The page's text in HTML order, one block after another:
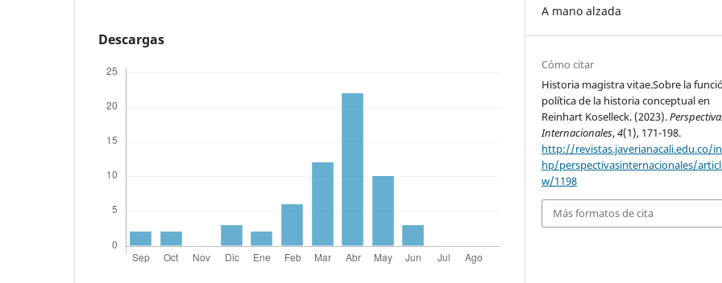
Descargas
A mano alzada
Cómo citar
Historia magistra vitae.Sobre la
política de la historia conceptual en
Reinhart Koselleck. (2023).
Internacionales,4(1), 171-198.
http://revistas.javerianacali.edu.co/
hp/perspectivasinternacionales/
w/1198
Más formatos de cita